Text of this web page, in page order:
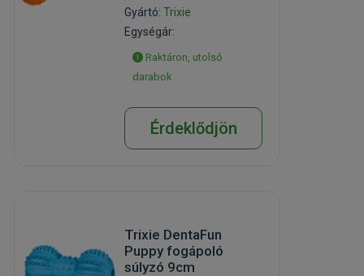
Gyártó:Trixie
Egységár:
Raktáron, utolsó
darabok
Érdeklődjön
Trixie DentaFun
Puppy fogápoló
súlyzó 9cm